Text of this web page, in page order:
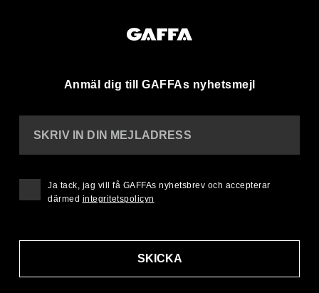
Anmäl dig till GAFFAs nyhetsmejl
SKRIV IN DIN MEJLADRESS
SKICKA
Ja tack, jag vill få GAFFAs nyhetsbrev och accepterar
därmed integritetspolicyn